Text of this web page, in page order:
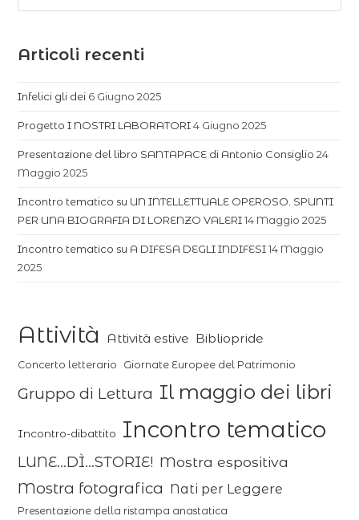
Articoli recenti
Infelici gli dei 6 Giugno 2025
Progetto I NOSTRI LABORATORI 4 Giugno 2025
Presentazione del libro SANTAPACE di Antonio Consiglio 24
Maggio 2025
Incontro tematico su UN INTELLETTUALE OPEROSO. SPUNTI
PER UNA BIOGRAFIA DI LORENZO VALERI 14 Maggio 2025
Incontro tematico su A DIFESA DEGLI INDIFESI 14 Maggio
2025
Attività Attività estive Bibliopride
Concerto letterario Giornate Europee del Patrimonio
Gruppo di Lettura Il maggio dei libri
Incontro-dibattito Incontro tematico
LUNE...DÌ...STORIE! Mostra espositiva
Mostra fotografica Nati per Leggere
Presentazione della ristampa anastatica